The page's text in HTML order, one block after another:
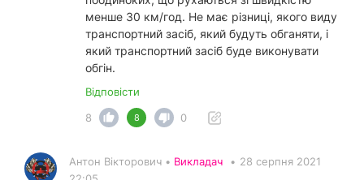
менше 30 км/год. Не має різниці, якого виду
транспортний засіб, який будуть обганяти, і
який транспортний засіб буде виконувати
обгін.
Відповісти
8
8 0
Антон Вікторович • Викладач • 28 серпня 2021